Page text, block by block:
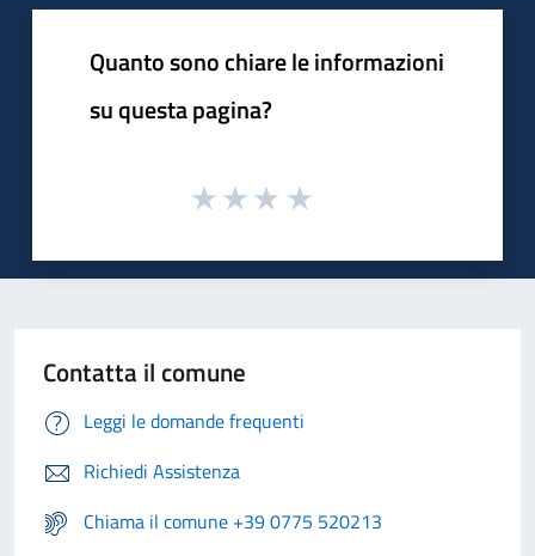
Quanto sono chiare le informazioni
su questa pagina?
Contatta il comune
Leggi le domande frequenti
Richiedi Assistenza
Chiama il comune +39 0775 520213